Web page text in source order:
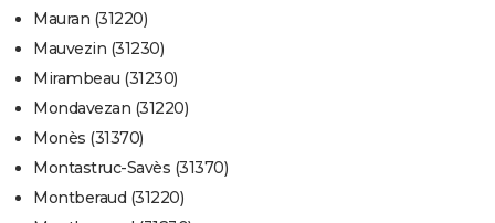
Mauran (31220)
Mauvezin (31230)
Mirambeau (31230)
Mondavezan (31220)
Monès (31370)
Montastruc-Savès (31370)
Montberaud (31220)